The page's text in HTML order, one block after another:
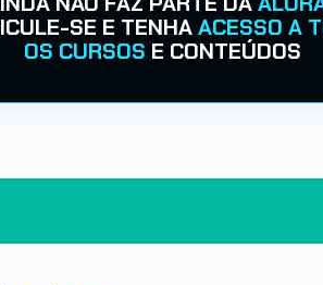
SE E TENHAACESSO A
OS CURSOS E CONTEÚDOS